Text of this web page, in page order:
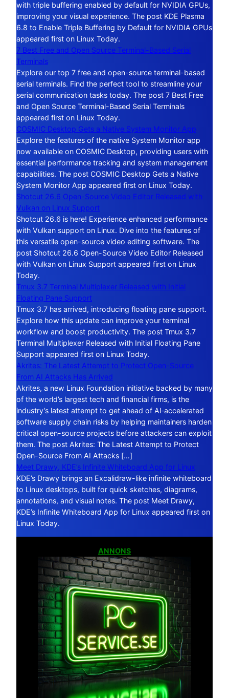
with triple buffering enabled by default for NVIDIA GPUs,
improving your visual experience. The post KDE Plasma
6.8 to Enable Triple Buffering by Default for NVIDIA GPUs
appeared first on Linux Today.
7 Best Free and Open Source Terminal-Based Serial
Terminals
Explore our top 7 free and open-source terminal-based
serial terminals. Find the perfect tool to streamline your
serial communication tasks today. The post 7 Best Free
and Open Source Terminal-Based Serial Terminals
appeared first on Linux Today.
COSMIC Desktop Gets a Native System Monitor App
Explore the features of the native System Monitor app
now available on COSMIC Desktop, providing users with
essential performance tracking and system management
capabilities. The post COSMIC Desktop Gets a Native
System Monitor App appeared first on Linux Today.
Shotcut 26.6 Open-Source Video Editor Released with
Vulkan on Linux Support
Shotcut 26.6 is here! Experience enhanced performance
with Vulkan support on Linux. Dive into the features of
this versatile open-source video editing software. The
post Shotcut 26.6 Open-Source Video Editor Released
with Vulkan on Linux Support appeared first on Linux
Today.
Tmux 3.7 Terminal Multiplexer Released with Initial
Floating Pane Support
Tmux 3.7 has arrived, introducing floating pane support.
Explore how this update can improve your terminal
workflow and boost productivity. The post Tmux 3.7
Terminal Multiplexer Released with Initial Floating Pane
Support appeared first on Linux Today.
Akrites: The Latest Attempt to Protect Open-Source
From AI Attacks Has Arrived
Akrites, a new Linux Foundation initiative backed by many
of the world’s largest tech and financial firms, is the
industry’s latest attempt to get ahead of AI‑accelerated
software supply chain risks by helping maintainers harden
critical open-source projects before attackers can exploit
them. The post Akrites: The Latest Attempt to Protect
Open-Source From AI Attacks […]
Meet Drawy, KDE’s Infinite Whiteboard App for Linux
KDE’s Drawy brings an Excalidraw-like infinite whiteboard
to Linux desktops, built for quick sketches, diagrams,
annotations, and visual notes. The post Meet Drawy,
KDE’s Infinite Whiteboard App for Linux appeared first on
Linux Today.
ANNONS